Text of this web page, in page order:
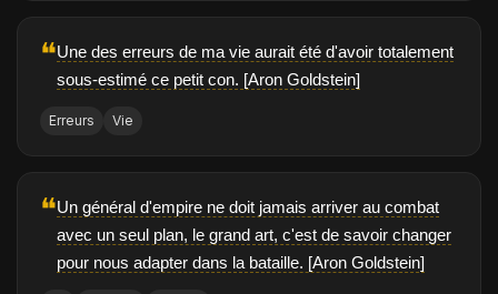
❝Une des erreurs de ma vie aurait été d'avoir totalement
sous-estimé ce petit con. [Aron Goldstein]
Erreurs Vie
❝Un général d'empire ne doit jamais arriver au combat
avec un seul plan, le grand art, c'est de savoir changer
pour nous adapter dans la bataille. [Aron Goldstein]